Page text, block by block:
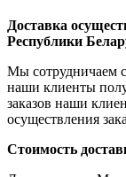
Доставка
Республики
Мы сотрудничаем
наши клиенты
заказов наши
осуществления
Стоимость